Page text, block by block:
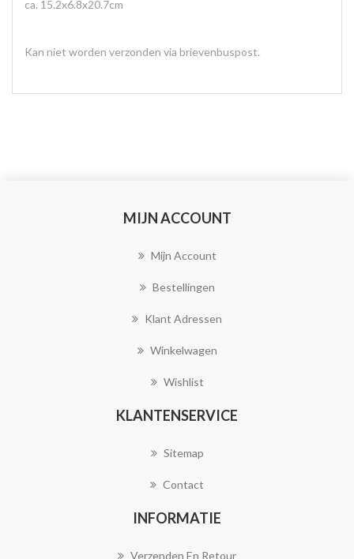
ca. 15.2x6.8x20.7cm
Kan niet worden verzonden via brievenbuspost.
MIJN ACCOUNT
Mijn Account
Bestellingen
Klant Adressen
Winkelwagen
Wishlist
KLANTENSERVICE
Sitemap
Contact
INFORMATIE
Verzenden En Retour